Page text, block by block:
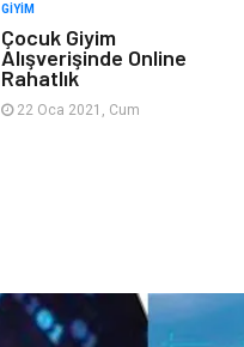
Gayrimenkul
GIYIM
Çocuk Giyim
Alışverişinde Online
Rahatlık
22 Oca 2021, Cum